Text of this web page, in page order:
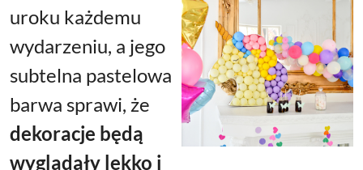
uroku każdemu
wydarzeniu, a jego
subtelna pastelowa
barwa sprawi, że
dekoracje będą
wyglądały lekko i